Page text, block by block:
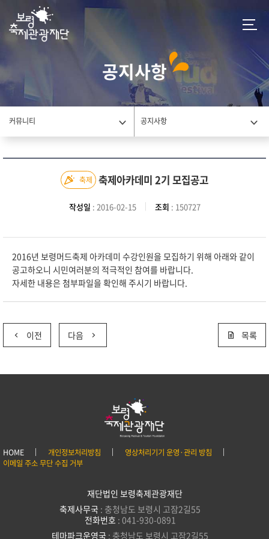
공지사항
커뮤니티 공지사항
축제 축제아카데미 2기 모집공고
작성일 : 2016-02-15 조회 : 150727
2016년 보령머드축제 아카데미 수강인원을 모집하기 위해 아래와 같이
공고하오니 시민여러분의 적극적인 참여를 바랍니다.
자세한 내용은 첨부파일을 확인해 주시기 바랍니다.
이전 다음 목록
HOME 개인정보처리방침
영상처리기기 운영·관리 방침
이메일 주소 무단 수집 거부
재단법인 보령축제관광재단
축제사무국 : 충청남도 보령시 고잠2길55
전화번호 : 041-930-0891
테마파크운영국 : 충청남도 보령시 고잠2길55